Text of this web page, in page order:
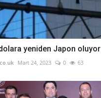
yeniden Japon oluyor
Mart 24, 2023 0 63